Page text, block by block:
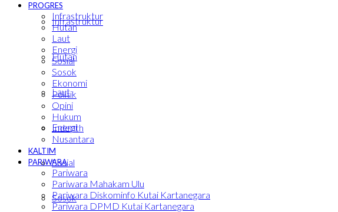
Infrastruktur
Hutan
Laut
Energi
Sosial
Sosok
PROGRES
Infrastruktur
Hutan
Laut
Energi
Sosial
Sosok
Ekonomi
Politik
Opini
Hukum
Indepth
Nusantara
KALTIM
PARIWARA
Pariwara
Pariwara Mahakam Ulu
Pariwara Diskominfo Kutai Kartanegara
Pariwara DPMD Kutai Kartanegara